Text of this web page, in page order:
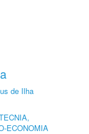
de Ilha
ECONOMIA